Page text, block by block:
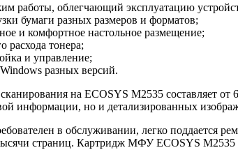
работы, облегчающий эксплуатацию
бумаги разных размеров и форматов;
и комфортное настольное размещение;
расхода тонера;
и управление;
разных версий.
на ECOSYS M2535 составляет
информации, но и детализированных
в обслуживании, легко поддается
страниц. Картридж МФУ ECOSYS M2535